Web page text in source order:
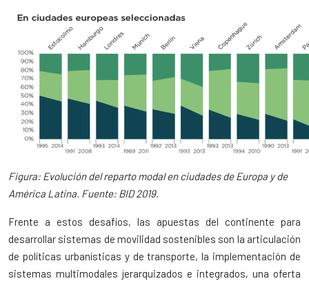
Figura: Evolución del reparto modal en ciudades de Europa y de
América Latina. Fuente: BID 2019.
Frente a estos desafíos, las apuestas del continente para
desarrollar sistemas de movilidad sostenibles son la articulación
de políticas urbanísticas y de transporte, la implementación de
sistemas multimodales jerarquizados e integrados, una oferta